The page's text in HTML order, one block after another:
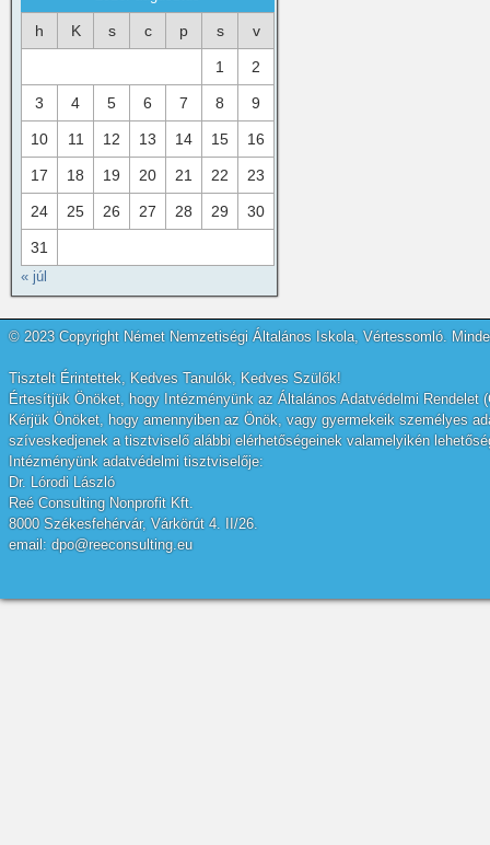
h K s c p s v
1 2
3 4 5 6 7 8 9
10 11 12 13 14 15 16
17 18 19 20 21 22 23
24 25 26 27 28 29 30
31
« júl
© 2023 Copyright Német Nemzetiségi Általános Iskola, Vértessomló.
Tisztelt Érintettek, Kedves Tanulók, Kedves Szülők!
Értesítjük Önöket, hogy Intézményünk az Általános Adatvédelmi
Kérjük Önöket, hogy amennyiben az Önök, vagy gyermekeik személyes
szíveskedjenek a tisztviselő alábbi elérhetőségeinek valamelyikén
Intézményünk adatvédelmi tisztviselője:
Dr. Lórodi László
Reé Consulting Nonprofit Kft.
8000 Székesfehérvár, Várkörút 4. II/26.
email: dpo@reeconsulting.eu